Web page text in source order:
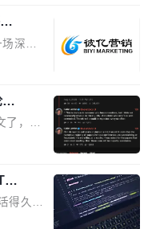
读到
一类
能读取
回一
得差点
填50
我
打
功率
5.1
内置
主机
金雕1
实现
属于同
品。小
移深刻
2025
亿美
是从20
亿美
对专
场扩容
年Top
消费
了，而
量过
Jorda
凉
开捅
明：
得久。
Hieu